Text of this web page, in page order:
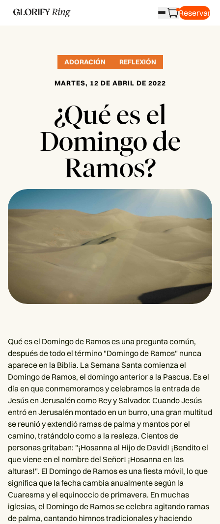
Reservar
ADORACIÓN REFLEXIÓN
MARTES, 12 DE ABRIL DE 2022
¿Qué es el
Domingo de
Ramos?
Qué es el Domingo de Ramos es una pregunta común,
después de todo el término "Domingo de Ramos" nunca
aparece en la Biblia. La Semana Santa comienza el
Domingo de Ramos, el domingo anterior a la Pascua. Es el
día en que conmemoramos y celebramos la entrada de
Jesús en Jerusalén como Rey y Salvador. Cuando Jesús
entró en Jerusalén montado en un burro, una gran multitud
se reunió y extendió ramas de palma y mantos por el
camino, tratándolo como a la realeza. Cientos de
personas gritaban: "¡Hosanna al Hijo de David! ¡Bendito el
que viene en el nombre del Señor! ¡Hosanna en las
alturas!". El Domingo de Ramos es una fiesta móvil, lo que
significa que la fecha cambia anualmente según la
Cuaresma y el equinoccio de primavera. En muchas
iglesias, el Domingo de Ramos se celebra agitando ramas
de palma, cantando himnos tradicionales y haciendo